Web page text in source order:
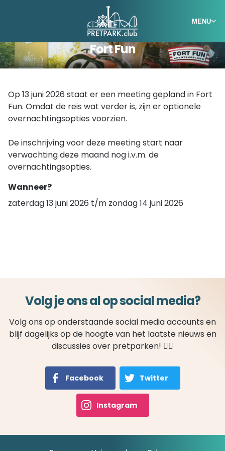
MENU
Fort Fun
Op 13 juni 2026 staat er een meeting gepland in Fort
Fun. Omdat de reis wat verder is, zijn er optionele
overnachtingsopties voorzien.
De inschrijving voor deze meeting start naar
verwachting deze maand nog i.v.m. de
overnachtingsopties.
Wanneer?
zaterdag 13 juni 2026 t/m zondag 14 juni 2026
Volg je ons al op social media?
Volg ons op onderstaande social media accounts en
blijf dagelijks op de hoogte van het laatste nieuws en
discussies over pretparken! 👍🏻
Facebook Twitter
Instagram